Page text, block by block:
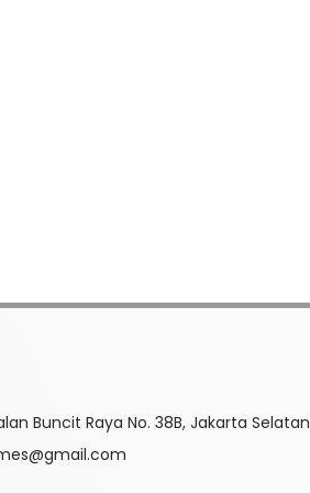
Buncit Raya No. 38B, Jakarta Selatan